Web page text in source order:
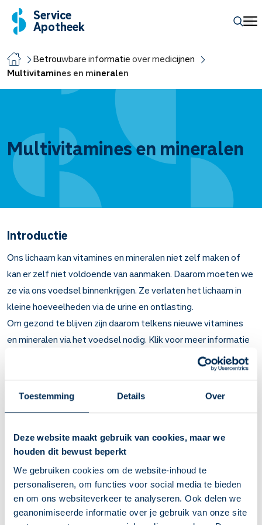
Toestemming Details Over
Deze website maakt gebruik van cookies, maar we
houden dit bewust beperkt
We gebruiken cookies om de website-inhoud te
personaliseren, om functies voor social media te bieden
en om ons websiteverkeer te analyseren. Ook delen we
geanonimiseerde informatie over je gebruik van onze site
Service
Apotheek
Betrouwbare informatie over medicijnen
Multivitamines en mineralen
Multivitamines en mineralen
Introductie
Ons lichaam kan vitamines en mineralen niet zelf maken of
kan er zelf niet voldoende van aanmaken. Daarom moeten we
ze via ons voedsel binnenkrijgen. Ze verlaten het lichaam in
kleine hoeveelheden via de urine en ontlasting.
Om gezond te blijven zijn daarom telkens nieuwe vitamines
en mineralen via het voedsel nodig. Klik voor meer informatie
(https://www.apotheek.nl/themas/vitamines-en-mineralen)
Een preparaat met een combinatie van de meest essentiële
Belangrijk om te weten over Multivitamines en
mineralen
Om gezond te blijven heeft het lichaam vitamines en
mineralen nodig. De meeste mensen krijgen voldoende
vitamines en mineralen binnen met het eten.